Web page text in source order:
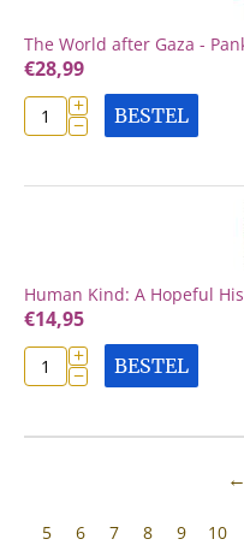
The World after Gaza -
€28,99
+
− BESTEL
Human Kind: A Hopeful
€14,95
+
− BESTEL
5 6 7 8 9 10